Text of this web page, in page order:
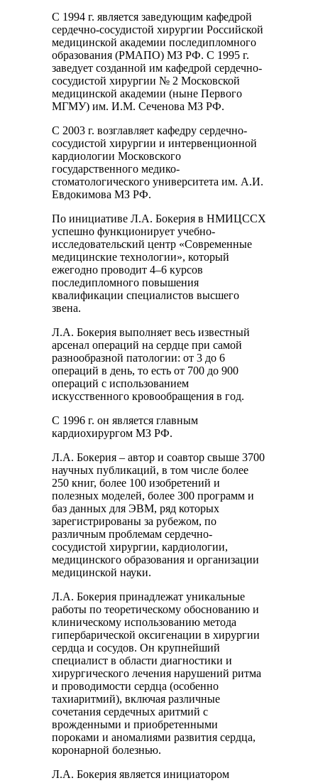
С 1994 г. является заведующим кафедрой
сердечно-сосудистой хирургии Российской
медицинской академии последипломного
образования (РМАПО) МЗ РФ. С 1995 г.
заведует созданной им кафедрой сердечно-
сосудистой хирургии № 2 Московской
медицинской академии (ныне Первого
МГМУ) им. И.М. Сеченова МЗ РФ.
С 2003 г. возглавляет кафедру сердечно-
сосудистой хирургии и интервенционной
кардиологии Московского
государственного медико-
стоматологического университета им. А.И.
Евдокимова МЗ РФ.
По инициативе Л.А. Бокерия в НМИЦССХ
успешно функционирует учебно-
исследовательский центр «Современные
медицинские технологии», который
ежегодно проводит 4–6 курсов
последипломного повышения
квалификации специалистов высшего
звена.
Л.А. Бокерия выполняет весь известный
арсенал операций на сердце при самой
разнообразной патологии: от 3 до 6
операций в день, то есть от 700 до 900
операций с использованием
искусственного кровообращения в год.
С 1996 г. он является главным
кардиохирургом МЗ РФ.
Л.А. Бокерия – автор и соавтор свыше 3700
научных публикаций, в том числе более
250 книг, более 100 изобретений и
полезных моделей, более 300 программ и
баз данных для ЭВМ, ряд которых
зарегистрированы за рубежом, по
различным проблемам сердечно-
сосудистой хирургии, кардиологии,
медицинского образования и организации
медицинской науки.
Л.А. Бокерия принадлежат уникальные
работы по теоретическому обоснованию и
клиническому использованию метода
гипербарической оксигенации в хирургии
сердца и сосудов. Он крупнейший
специалист в области диагностики и
хирургического лечения нарушений ритма
и проводимости сердца (особенно
тахиаритмий), включая различные
сочетания сердечных аритмий с
врожденными и приобретенными
пороками и аномалиями развития сердца,
коронарной болезнью.
Л.А. Бокерия является инициатором